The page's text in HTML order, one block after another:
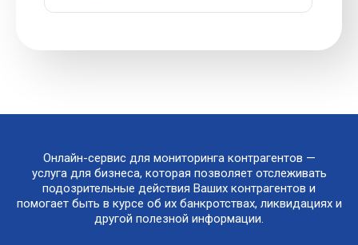
Онлайн-сервис для мониторинга контрагентов —
услуга для бизнеса, которая позволяет отслеживать
подозрительные действия Ваших контрагентов и
помогает быть в курсе об их банкротствах, ликвидациях и
другой полезной информации.